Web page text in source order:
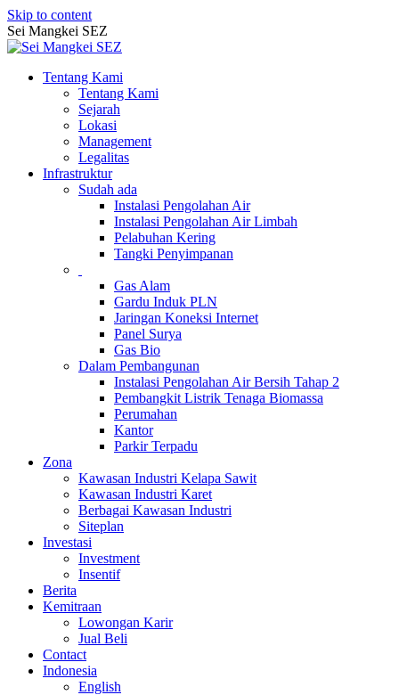
Skip to content
Sei Mangkei SEZ
Tentang Kami
Tentang Kami
Sejarah
Lokasi
Management
Legalitas
Infrastruktur
Sudah ada
Instalasi Pengolahan Air
Instalasi Pengolahan Air Limbah
Pelabuhan Kering
Tangki Penyimpanan
Gas Alam
Gardu Induk PLN
Jaringan Koneksi Internet
Panel Surya
Gas Bio
Dalam Pembangunan
Instalasi Pengolahan Air Bersih Tahap 2
Pembangkit Listrik Tenaga Biomassa
Perumahan
Kantor
Parkir Terpadu
Zona
Kawasan Industri Kelapa Sawit
Kawasan Industri Karet
Berbagai Kawasan Industri
Siteplan
Investasi
Investment
Insentif
Berita
Kemitraan
Lowongan Karir
Jual Beli
Contact
Indonesia
English